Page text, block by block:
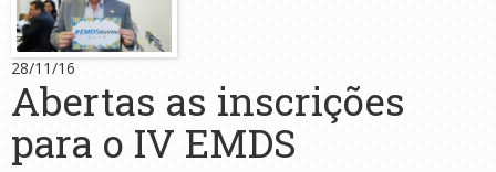
28/11/16
Abertas as inscrições
para o IV EMDS